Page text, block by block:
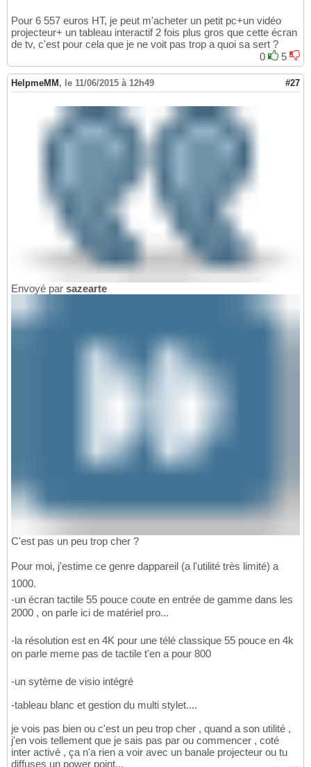
Pour 6 557 euros HT, je peut m'acheter un petit pc+un vidéo
projecteur+ un tableau interactif 2 fois plus gros que cette écran
de tv, c'est pour cela que je ne voit pas trop a quoi sa sert ?
0
5
HelpmeMM , le 11/06/2015 à 12h49 #27
Envoyé par sazearte
C'est pas un peu trop cher ?
Pour moi, j'estime ce genre dappareil (a l'utilité très limité) a
1000.
-un écran tactile 55 pouce coute en entrée de gamme dans les
2000 , on parle ici de matériel pro...
-la résolution est en 4K pour une télé classique 55 pouce en 4k
on parle meme pas de tactile t'en a pour 800
-un sytème de visio intégré
-tableau blanc et gestion du multi stylet....
je vois pas bien ou c'est un peu trop cher , quand a son utilité ,
j'en vois tellement que je sais pas par ou commencer , coté
inter activé , ça n'a rien a voir avec un banale projecteur ou tu
diffuses un power point...